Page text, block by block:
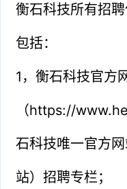
衡石科技所有招
包括：
1，衡石科技官方
（https://
石科技唯一官方
站）招聘专栏；